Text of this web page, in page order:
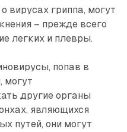
вирусах гриппа, могут
– прежде всего
легких и плевры.
попав в
могут
другие органы
являющихся
путей, они могут